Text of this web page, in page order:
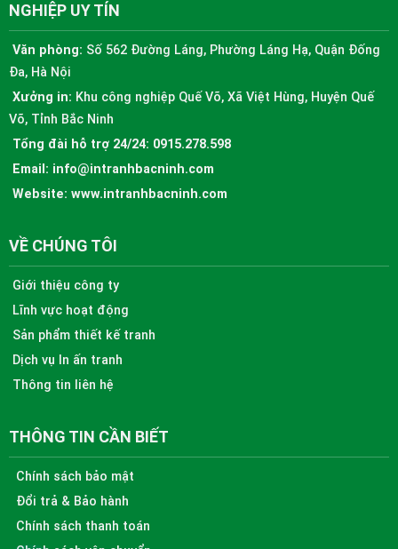
NGHIỆP UY TÍN
Văn phòng: Số 562 Đường Láng, Phường Láng Hạ, Quận Đống
Đa, Hà Nội
Xưởng in: Khu công nghiệp Quế Võ, Xã Việt Hùng, Huyện Quế
Võ, Tỉnh Bắc Ninh
Tổng đài hỗ trợ 24/24: 0915.278.598
Email: info@intranhbacninh.com
Website: www.intranhbacninh.com
VỀ CHÚNG TÔI
Giới thiệu công ty
Lĩnh vực hoạt động
Sản phẩm thiết kế tranh
Dịch vụ In ấn tranh
Thông tin liên hệ
THÔNG TIN CẦN BIẾT
Chính sách bảo mật
Đổi trả & Bảo hành
Chính sách thanh toán